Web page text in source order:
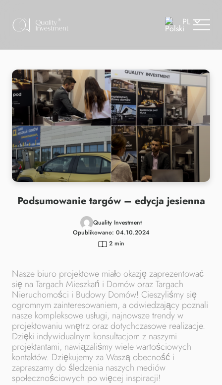
Podsumowanie targów – edycja jesienna
Quality Investment
Opublikowano: 04.10.2024
2 min
Nasze biuro projektowe miało okazję zaprezentować
się na Targach Mieszkań i Domów oraz Targach
Nieruchomości i Budowy Domów! Cieszyliśmy się
ogromnym zainteresowaniem, a odwiedzający poznali
nasze kompleksowe usługi, najnowsze trendy w
projektowaniu wnętrz oraz dotychczasowe realizacje.
Dzięki indywidualnym konsultacjom z naszymi
projektantami, nawiązaliśmy wiele wartościowych
kontaktów. Dziękujemy za Waszą obecność i
zapraszamy do śledzenia naszych mediów
społecznościowych po więcej inspiracji!